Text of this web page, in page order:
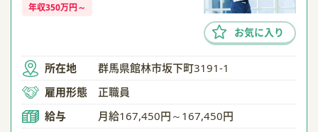
年収350万円～
お気に入り
所在地
群馬県館林市坂下町3191-1
雇用形態
正職員
給与
月給167,450円～167,450円